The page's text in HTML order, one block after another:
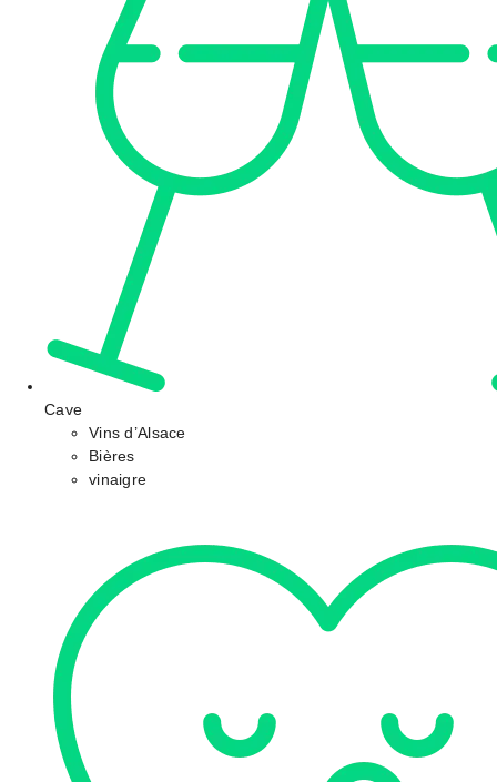
Cave
Vins d’Alsace
Bières
vinaigre